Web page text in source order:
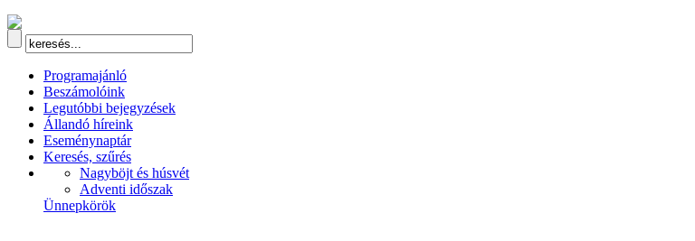
Programajánló
Beszámolóink
Legutóbbi bejegyzések
Állandó híreink
Eseménynaptár
Keresés, szűrés
Nagyböjt és húsvét
Adventi időszak
Ünnepkörök